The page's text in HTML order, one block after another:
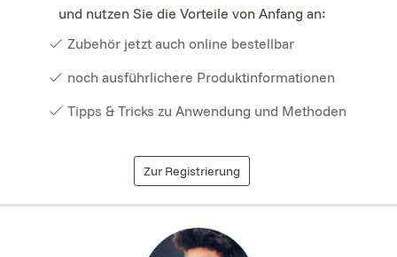
und nutzen Sie die Vorteile von Anfang an:
Zubehör jetzt auch online bestellbar
noch ausführlichere Produktinformationen
Tipps & Tricks zu Anwendung und Methoden
Zur Registrierung